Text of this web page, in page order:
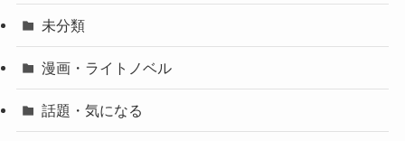
未分類
漫画・ライトノベル
話題・気になる